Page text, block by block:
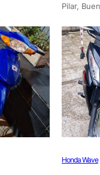
Pilar,
Honda Wave